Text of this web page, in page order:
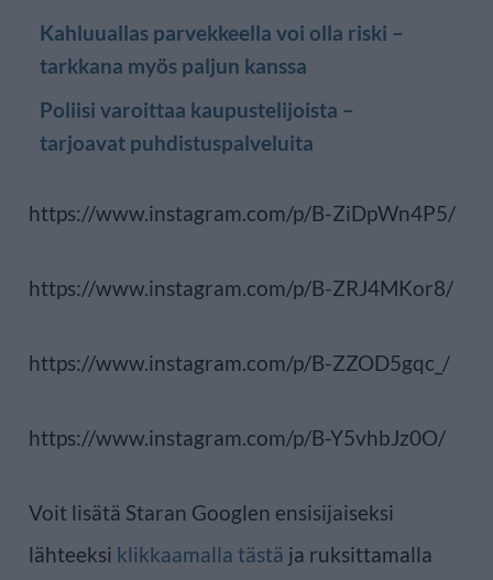
Kahluuallas parvekkeella voi olla riski –
tarkkana myös paljun kanssa
Poliisi varoittaa kaupustelijoista –
tarjoavat puhdistuspalveluita
https://www.instagram.com/p/B-ZiDpWn4P5/
https://www.instagram.com/p/B-ZRJ4MKor8/
https://www.instagram.com/p/B-ZZOD5gqc_/
https://www.instagram.com/p/B-Y5vhbJz0O/
Voit lisätä Staran Googlen ensisijaiseksi
lähteeksi klikkaamalla tästä ja ruksittamalla